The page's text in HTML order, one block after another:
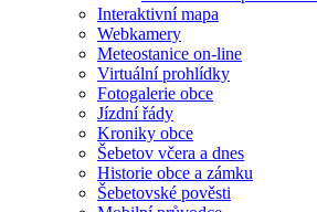
Interaktivní mapa
Webkamery
Meteostanice on-line
Virtuální prohlídky
Fotogalerie obce
Jízdní řády
Kroniky obce
Šebetov včera a dnes
Historie obce a zámku
Šebetovské pověsti